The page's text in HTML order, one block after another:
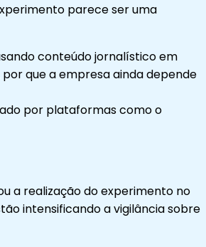
parece ser uma
conteúdo jornalístico em
que a empresa ainda depende
por plataformas como o
a realização do experimento no
intensificando a vigilância sobre